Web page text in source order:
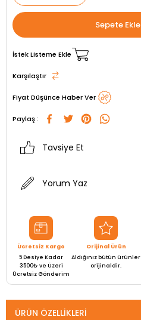
İstek Listeme Ekle
Karşılaştır
Fiyat Düşünce Haber Ver
Paylaş :
Tavsiye Et
Yorum Yaz
Ücretsiz Kargo
5 Desiye Kadar
3500₺ ve Üzeri
Ücretsiz Gönderim
Orijinal Ürün
Aldığınız bütün ürünler
orijinaldir.
ÜRÜN ÖZELLIKLERI